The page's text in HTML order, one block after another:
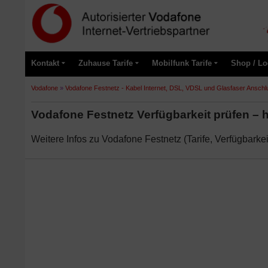
Kontakt Zuhause Tarife Mobilfunk Tarife Shop /
Vodafone » Vodafone Festnetz - Kabel Internet, DSL, VDSL und Glasfaser
Vodafone Festnetz Verfügbarkeit prüfen –
Weitere Infos zu Vodafone Festnetz (Tarife,